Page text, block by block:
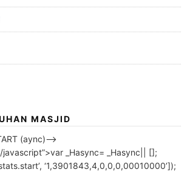
MASJID
(aync)–>
_Hasync= _Hasync|| [];
‘1,3901843,4,0,0,0,00010000’]);